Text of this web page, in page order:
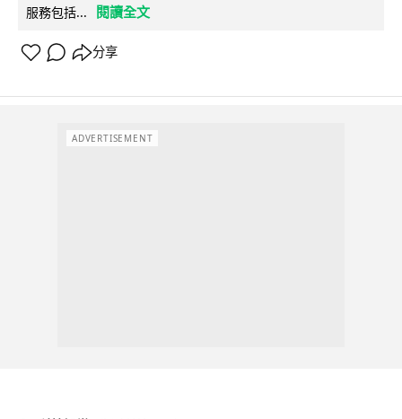
服務包括...
閱讀全文
分享
ADVERTISEMENT